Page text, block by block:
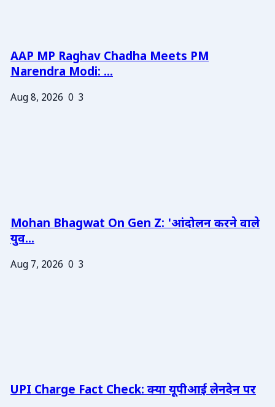
AAP MP Raghav Chadha Meets PM
Narendra Modi: ...
Aug 8, 2026 0 3
Mohan Bhagwat On Gen Z: 'आंदोलन करने वाले
युव...
Aug 7, 2026 0 3
UPI Charge Fact Check: क्या यूपीआई लेनदेन पर